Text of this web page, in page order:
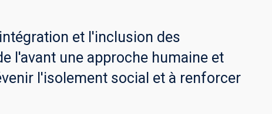
et l'inclusion des
l'avant une approche humaine et
l'isolement social et à renforcer